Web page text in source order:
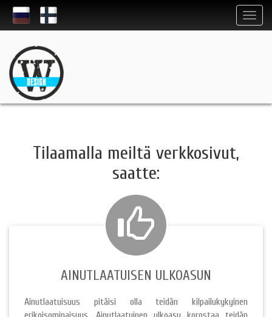
Tilaamalla meiltä verkkosivut,
saatte:
AINUTLAATUISEN ULKOASUN
Ainutlaatuisuus pitäisi olla teidän kilpailukykyinen